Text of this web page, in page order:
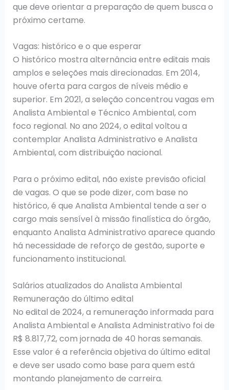
que deve orientar a preparação de quem busca o
próximo certame.
Vagas: histórico e o que esperar
O histórico mostra alternância entre editais mais
amplos e seleções mais direcionadas. Em 2014,
houve oferta para cargos de níveis médio e
superior. Em 2021, a seleção concentrou vagas em
Analista Ambiental e Técnico Ambiental, com
foco regional. No ano 2024, o edital voltou a
contemplar Analista Administrativo e Analista
Ambiental, com distribuição nacional.
Para o próximo edital, não existe previsão oficial
de vagas. O que se pode dizer, com base no
histórico, é que Analista Ambiental tende a ser o
cargo mais sensível à missão finalística do órgão,
enquanto Analista Administrativo aparece quando
há necessidade de reforço de gestão, suporte e
funcionamento institucional.
Salários atualizados do Analista Ambiental
Remuneração do último edital
No edital de 2024, a remuneração informada para
Analista Ambiental e Analista Administrativo foi de
R$ 8.817,72, com jornada de 40 horas semanais.
Esse valor é a referência objetiva do último edital
e deve ser usado como base para quem está
montando planejamento de carreira.